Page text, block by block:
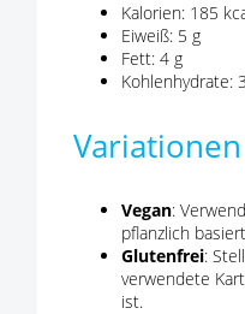
Kalorien: 185
Eiweiß: 5 g
Fett: 4 g
Kohlenhydrate:
Variationen
Vegan:
pflanzlich
Glutenfrei:
verwendete
ist.